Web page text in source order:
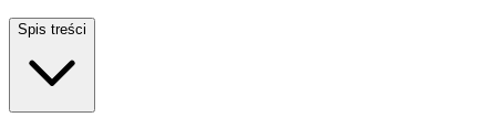
Spis treści